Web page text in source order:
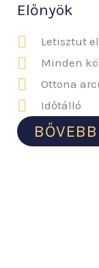
Előnyök
Letisztut
Minden
Ottona
Időtálló